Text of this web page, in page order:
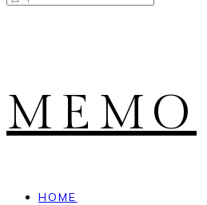
MEMO
HOME